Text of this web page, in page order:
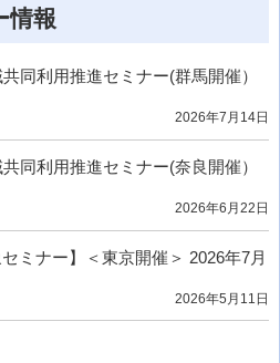
情報
同利用推進セミナー(群馬開催）
2026年7月14日
同利用推進セミナー(奈良開催）
2026年6月22日
ミナー】＜東京開催＞ 2026年7月
2026年5月11日